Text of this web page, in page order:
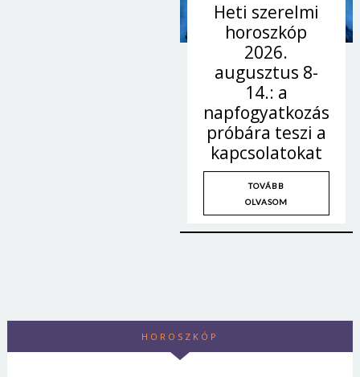
Heti szerelmi
horoszkóp
2026.
augusztus 8-
14.: a
napfogyatkozás
próbára teszi a
kapcsolatokat
TOVÁBB
OLVASOM
HOROSZKÓP